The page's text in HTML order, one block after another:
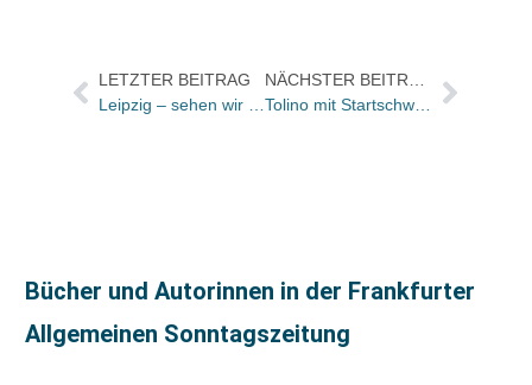
LETZTER BEITRAG
Bücher und Autorinnen in der Frankfurter
Allgemeinen Sonntagszeitung